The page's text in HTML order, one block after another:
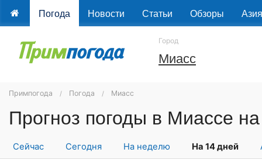
Погода Новости Статьи Обзоры Азия
Город
Миасс
Примпогода Погода Миасс
Сейчас Сегодня На неделю На 14 дней